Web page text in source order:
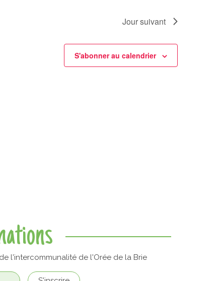
Jour suivant
S'abonner au calendrier
l'intercommunalité de l'Orée de la Brie